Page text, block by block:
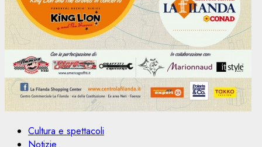
Cultura e spettacoli
Notizie